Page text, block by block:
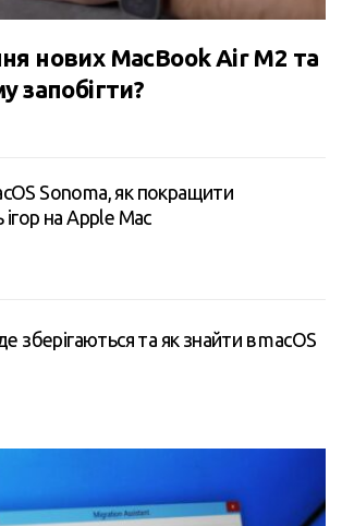
нових MacBook Air M2 та
запобігти?
Sonoma, як покращити
ігор на Apple Mac
зберігаються та як знайти в macOS